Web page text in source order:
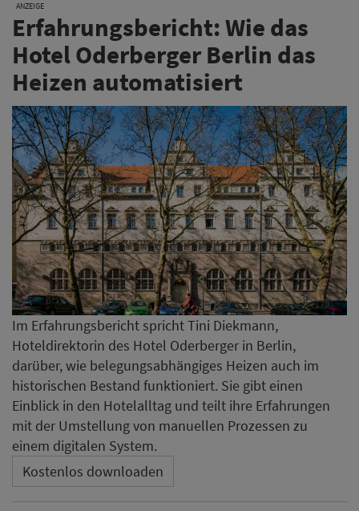
ANZEIGE
Erfahrungsbericht: Wie das
Hotel Oderberger Berlin das
Heizen automatisiert
Im Erfahrungsbericht spricht Tini Diekmann,
Hoteldirektorin des Hotel Oderberger in Berlin,
darüber, wie belegungsabhängiges Heizen auch im
historischen Bestand funktioniert. Sie gibt einen
Einblick in den Hotelalltag und teilt ihre Erfahrungen
mit der Umstellung von manuellen Prozessen zu
einem digitalen System.
Kostenlos downloaden